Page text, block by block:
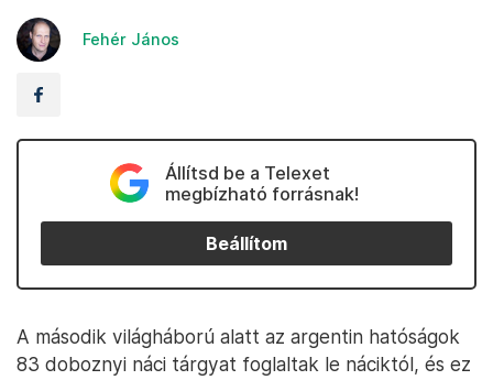
Fehér János
Állítsd be a Telexet
megbízható forrásnak!
Beállítom
A második világháború alatt az argentin hatóságok
83 doboznyi náci tárgyat foglaltak le náciktól, és ez